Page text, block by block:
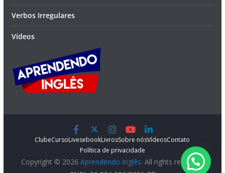
Verbos Irregulares
Vídeos
ClubeCursoLivesebookLivrosSobre nósVídeosContato
Política de privacidade
Copyright © 2026 Aprendendo Inglês. All rights reserved.